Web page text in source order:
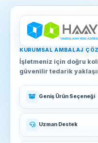
KURUMSAL AMBALAJ
İşletmeniz için doğru
güvenilir tedarik
Geniş Ürün Seçeneği
Uzman Destek